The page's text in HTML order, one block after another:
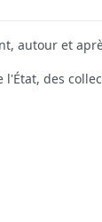
autour et
des